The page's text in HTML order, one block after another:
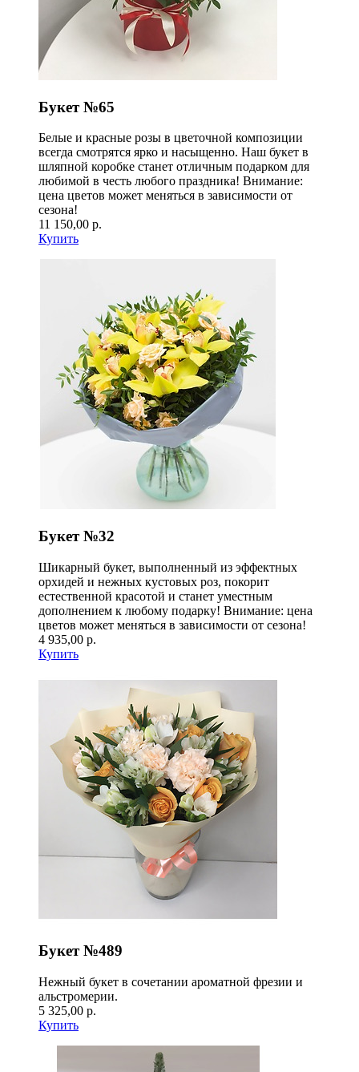
Букет №65
Белые и красные розы в цветочной композиции
всегда смотрятся ярко и насыщенно. Наш букет в
шляпной коробке станет отличным подарком для
любимой в честь любого праздника! Внимание:
цена цветов может меняться в зависимости от
сезона!
11 150,00 р.
Купить
Букет №32
Шикарный букет, выполненный из эффектных
орхидей и нежных кустовых роз, покорит
естественной красотой и станет уместным
дополнением к любому подарку! Внимание: цена
цветов может меняться в зависимости от сезона!
4 935,00 р.
Купить
Букет №489
Нежный букет в сочетании ароматной фрезии и
альстромерии.
5 325,00 р.
Купить